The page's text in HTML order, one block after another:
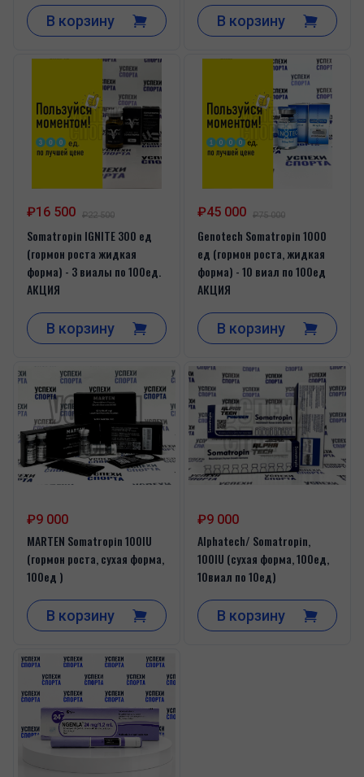
В корзину В корзину
₽16 500 ₽22 500
Somatropin IGNITE 300 ед
(гормон роста жидкая
форма) - 3 виалы по 100ед.
АКЦИЯ
В корзину
₽45 000 ₽75 000
Genotech Somatropin 1000
ед (гормон роста, жидкая
форма) - 10 виал по 100ед
АКЦИЯ
В корзину
₽9 000
MARTEN Somatropin 100IU
(гормон роста, сухая форма,
100ед )
В корзину
₽9 000
Alphatech/ Somatropin,
100IU (сухая форма, 100ед,
10виал по 10ед)
В корзину